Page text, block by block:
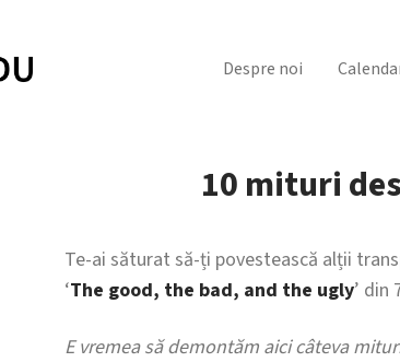
Despre noi
10 mituri
Te-ai săturat să-ți povestească alții
‘The good, the bad, and the ugly’ din
E vremea să demontăm aici câteva